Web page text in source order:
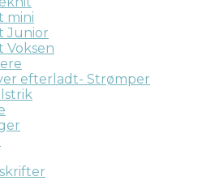
mini
Junior
Voksen
efterladt- Strømper